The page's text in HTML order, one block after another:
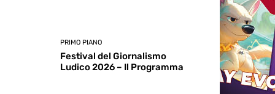
PRIMO PIANO
Festival del Giornalismo
Ludico 2026 – Il Programma